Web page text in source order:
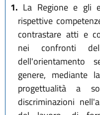
1. La Regione e gli
rispettive
contrastare atti e
nei confronti
dell'orientamento
genere, mediante
progettualità a
discriminazioni